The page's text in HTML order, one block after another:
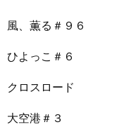
風、薫る＃９６
ひよっこ＃６
クロスロード
大空港＃３